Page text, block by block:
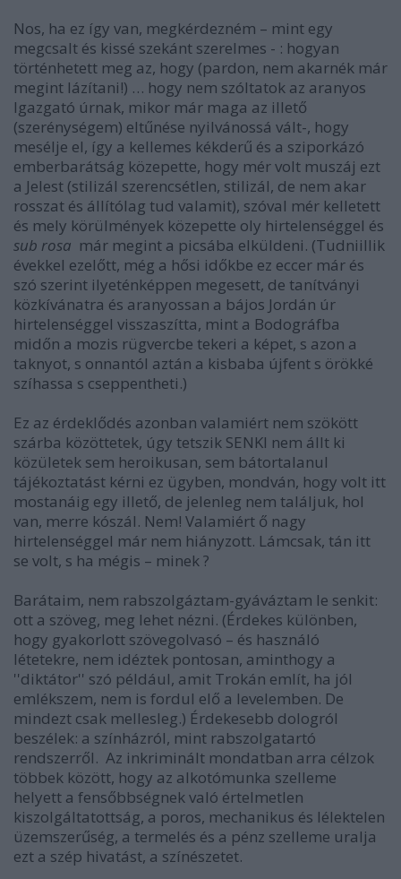
Nos, ha ez így van, megkérdezném – mint egy
megcsalt és kissé szekánt szerelmes - : hogyan
történhetett meg az, hogy (pardon, nem akarnék már
megint lázítani!) … hogy nem szóltatok az aranyos
Igazgató úrnak, mikor már maga az illető
(szerénységem) eltűnése nyilvánossá vált-, hogy
mesélje el, így a kellemes kékderű és a sziporkázó
emberbarátság közepette, hogy mér volt muszáj ezt
a Jelest (stilizál szerencsétlen, stilizál, de nem akar
rosszat és állítólag tud valamit), szóval mér kelletett
és mely körülmények közepette oly hirtelenséggel és
sub rosa már megint a picsába elküldeni. (Tudniillik
évekkel ezelőtt, még a hősi időkbe ez eccer már és
szó szerint ilyeténképpen megesett, de tanítványi
közkívánatra és aranyossan a bájos Jordán úr
hirtelenséggel visszaszítta, mint a Bodográfba
midőn a mozis rügvercbe tekeri a képet, s azon a
taknyot, s onnantól aztán a kisbaba újfent s örökké
szíhassa s cseppentheti.)
Ez az érdeklődés azonban valamiért nem szökött
szárba közöttetek, úgy tetszik SENKI nem állt ki
közületek sem heroikusan, sem bátortalanul
tájékoztatást kérni ez ügyben, mondván, hogy volt itt
mostanáig egy illető, de jelenleg nem találjuk, hol
van, merre kószál. Nem! Valamiért ő nagy
hirtelenséggel már nem hiányzott. Lámcsak, tán itt
se volt, s ha mégis – minek ?
Barátaim, nem rabszolgáztam-gyáváztam le senkit:
ott a szöveg, meg lehet nézni. (Érdekes különben,
hogy gyakorlott szövegolvasó – és használó
létetekre, nem idéztek pontosan, aminthogy a
''diktátor'' szó például, amit Trokán említ, ha jól
emlékszem, nem is fordul elő a levelemben. De
mindezt csak mellesleg.) Érdekesebb dologról
beszélek: a színházról, mint rabszolgatartó
rendszerről. Az inkriminált mondatban arra célzok
többek között, hogy az alkotómunka szelleme
helyett a fensőbbségnek való értelmetlen
kiszolgáltatottság, a poros, mechanikus és lélektelen
üzemszerűség, a termelés és a pénz szelleme uralja
ezt a szép hivatást, a színészetet.